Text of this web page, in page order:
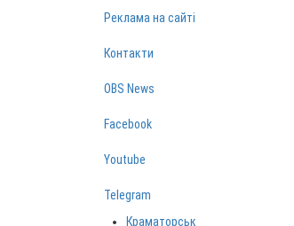
Реклама на сайті
Контакти
OBS News
Facebook
Youtube
Telegram
Краматорськ